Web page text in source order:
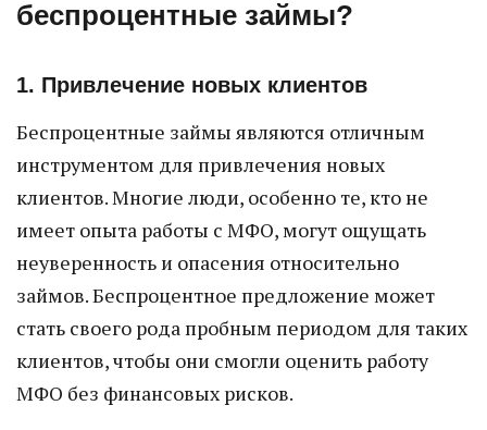
беспроцентные займы?
1. Привлечение новых клиентов
Беспроцентные займы являются отличным
инструментом для привлечения новых
клиентов. Многие люди, особенно те, кто не
имеет опыта работы с МФО, могут ощущать
неуверенность и опасения относительно
займов. Беспроцентное предложение может
стать своего рода пробным периодом для таких
клиентов, чтобы они смогли оценить работу
МФО без финансовых рисков.